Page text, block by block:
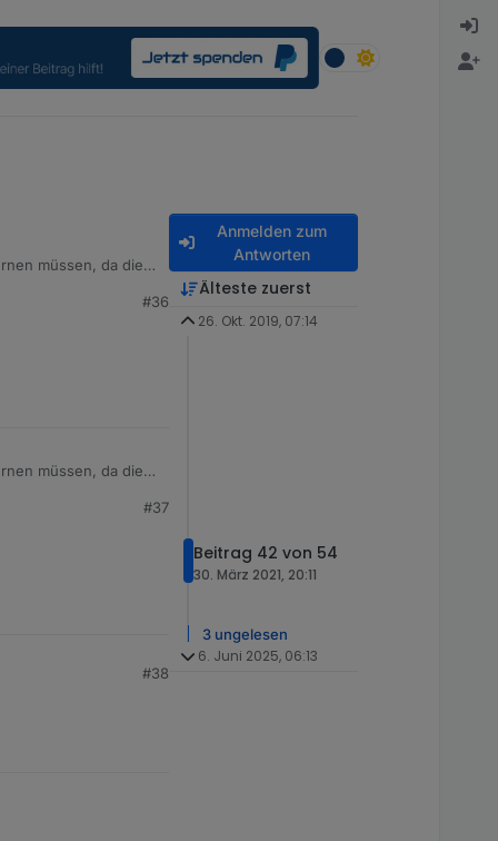
müssen, da die
#36
müssen, da die
#37
#38
Anmelden zum
Antworten
Älteste zuerst
26. Okt. 2019, 07:14
Beitrag 42 von 54
30. März 2021, 20:11
3 ungelesen
6. Juni 2025, 06:13